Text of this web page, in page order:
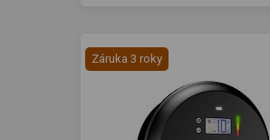
Záruka 3 roky